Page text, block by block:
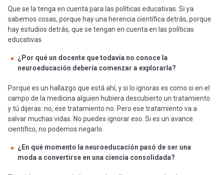
Que se la tenga en cuenta para las políticas educativas. Si ya
sabemos cosas, porque hay una herencia científica detrás, porque
hay estudios detrás, que se tengan en cuenta en las políticas
educativas.
¿Por qué un docente que todavía no conoce la
neuroeducación debería comenzar a explorarla?
Porque es un hallazgo que está ahí, y si lo ignoras es como si en el
campo de la medicina alguien hubiera descubierto un tratamiento
y tú dijeras: no, ese tratamiento no. Pero ese tratamiento va a
salvar muchas vidas. No puedes ignorar eso. Si es un avance
científico, no podemos negarlo.
¿En qué momento la neuroeducación pasó de ser una
moda a convertirse en una ciencia consolidada?